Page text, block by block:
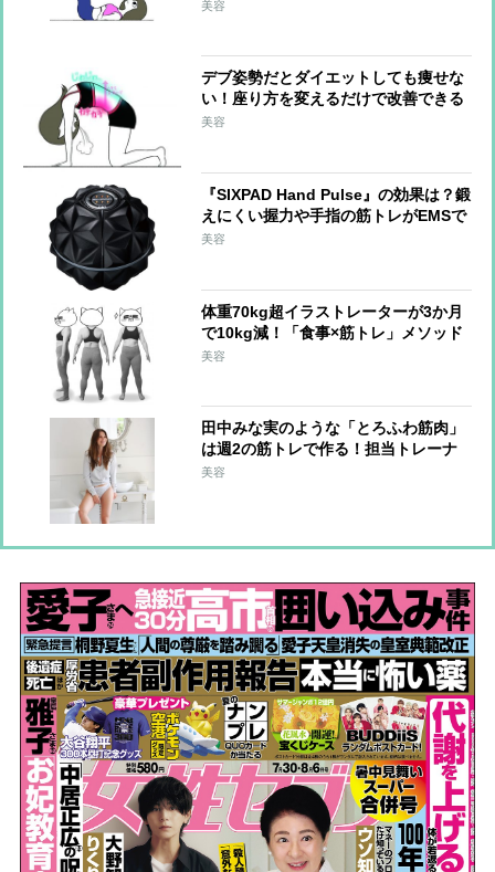
美容
デブ姿勢だとダイエットしても痩せな
い！座り方を変えるだけで改善できる
美容
『SIXPAD Hand Pulse』の効果は？鍛
えにくい握力や手指の筋トレがEMSで
手軽に
美容
体重70kg超イラストレーターが3か月
で10kg減！「食事×筋トレ」メソッド
大公開
美容
田中みな実のような「とろふわ筋肉」
は週2の筋トレで作る！担当トレーナ
ーが教える簡単メソッド
美容